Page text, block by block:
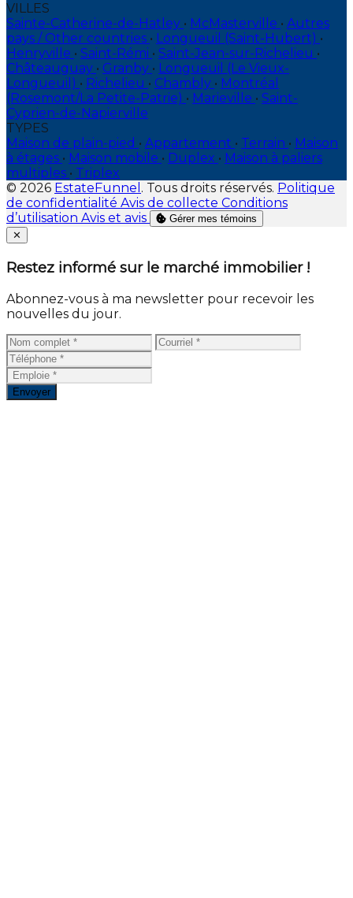
VILLES
Sainte-Catherine-de-Hatley • McMasterville • Autres
pays / Other countries • Longueuil (Saint-Hubert) •
Henryville • Saint-Rémi • Saint-Jean-sur-Richelieu •
Châteauguay • Granby • Longueuil (Le Vieux-
Longueuil) • Richelieu • Chambly • Montréal
(Rosemont/La Petite-Patrie) • Marieville • Saint-
Cyprien-de-Napierville
TYPES
Maison de plain-pied • Appartement • Terrain • Maison
à étages • Maison mobile • Duplex • Maison à paliers
multiples • Triplex
© 2026 EstateFunnel . Tous droits réservés. Politique
de confidentialité Avis de collecte Conditions
d’utilisation Avis et avis
Gérer mes témoins
Close
✕
Restez informé sur le marché immobilier !
Abonnez-vous à ma newsletter pour recevoir les
nouvelles du jour.
Envoyer